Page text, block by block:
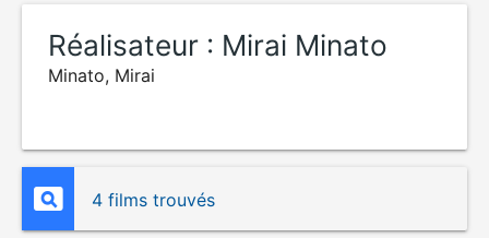
Réalisateur : Mirai Minato
Minato, Mirai
4 films trouvés